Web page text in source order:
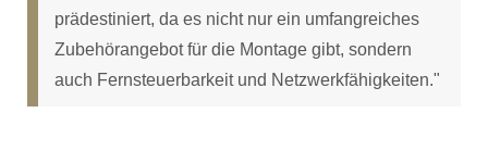
prädestiniert, da es nicht nur ein umfangreiches
Zubehörangebot für die Montage gibt, sondern
auch Fernsteuerbarkeit und Netzwerkfähigkeiten."